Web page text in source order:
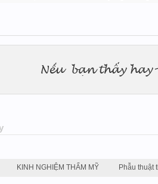
KINH NGHIỆM THẨM MỸ Phẫu thuật